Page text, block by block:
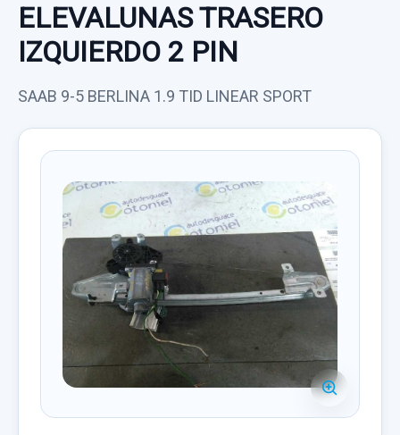
ELEVALUNAS TRASERO
IZQUIERDO 2 PIN
SAAB 9-5 BERLINA 1.9 TID LINEAR SPORT